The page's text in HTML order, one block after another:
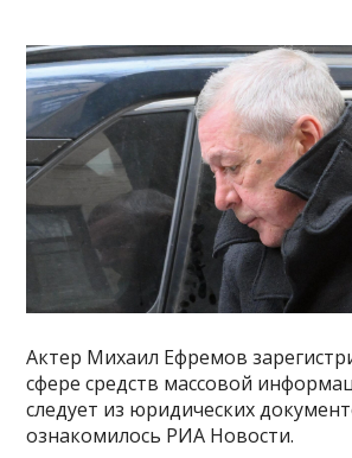
Актер Михаил Ефремов
сфере средств массовой
следует из юридических
ознакомилось РИА Новости.